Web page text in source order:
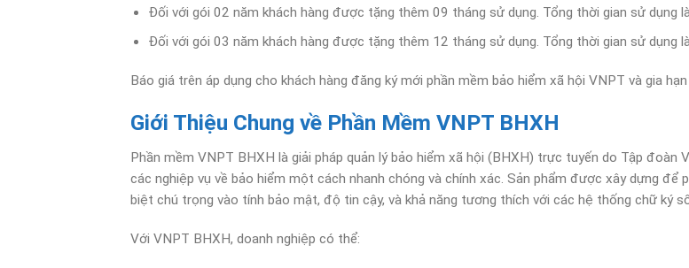
Đối với gói 02 năm khách hàng được tặng thêm 09 tháng sử dụng. Tổng thời gian sử dụng
Đối với gói 03 năm khách hàng được tặng thêm 12 tháng sử dụng. Tổng thời gian sử dụng
Báo giá trên áp dụng cho khách hàng đăng ký mới phần mềm bảo hiểm xã hội VNPT và gia
Giới Thiệu Chung về Phần Mềm VNPT BHXH
Phần mềm VNPT BHXH là giải pháp quản lý bảo hiểm xã hội (BHXH) trực tuyến do Tập
các nghiệp vụ về bảo hiểm một cách nhanh chóng và chính xác. Sản phẩm được xây dựng để
biệt chú trọng vào tính bảo mật, độ tin cậy, và khả năng tương thích với các hệ thống chữ ký
Với VNPT BHXH, doanh nghiệp có thể: